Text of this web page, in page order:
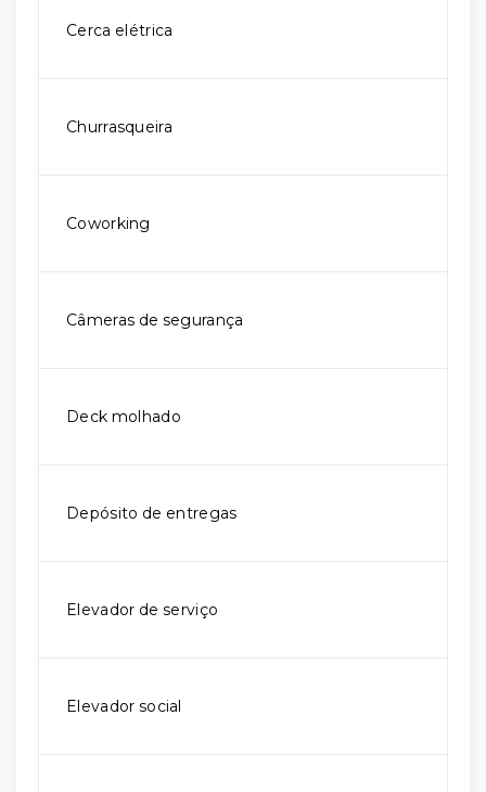
Cerca elétrica
Churrasqueira
Coworking
Câmeras de segurança
Deck molhado
Depósito de entregas
Elevador de serviço
Elevador social